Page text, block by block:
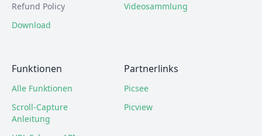
Refund Policy
Download
Videosammlung
Funktionen
Alle Funktionen
Scroll-Capture
Anleitung
Partnerlinks
Picsee
Picview